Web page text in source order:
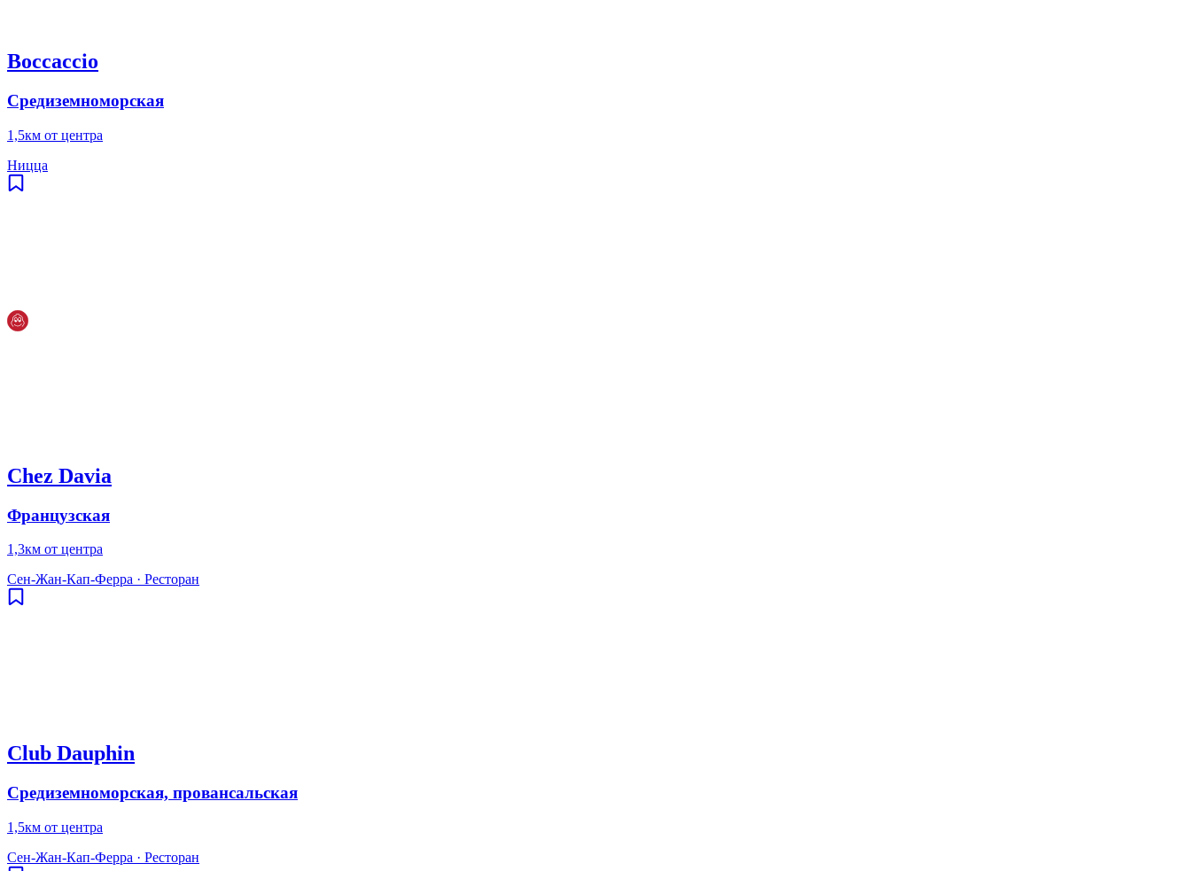
Boccaccio
Средиземноморская
1,5км от центра
Ницца
Chez Davia
Французская
1,3км от центра
Сен-Жан-Кап-Ферра · Ресторан
Club Dauphin
Средиземноморская, провансальская
1,5км от центра
Сен-Жан-Кап-Ферра · Ресторан